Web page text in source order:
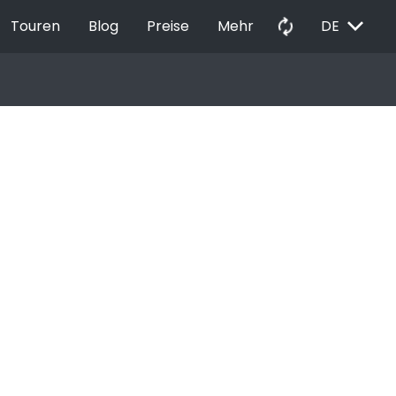
Touren Blog Preise Mehr autorenew DE EXPAND_MORE